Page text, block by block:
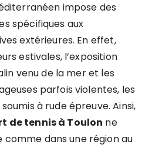
impose des
spécifiques aux
extérieures. En effet,
estivales, l’exposition
venu de la mer et les
parfois violentes, les
à rude épreuve. Ainsi,
de tennis à Toulon ne
dans une région au